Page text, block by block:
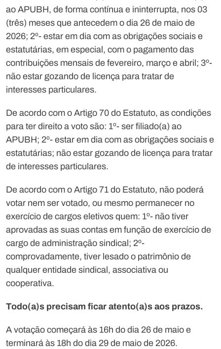
ao APUBH, de forma contínua e ininterrupta, nos 03
(três) meses que antecedem o dia 26 de maio de
2026; 2º- estar em dia com as obrigações sociais e
estatutárias, em especial, com o pagamento das
contribuições mensais de fevereiro, março e abril; 3º-
não estar gozando de licença para tratar de
interesses particulares.
De acordo com o Artigo 70 do Estatuto, as condições
para ter direito a voto são: 1º- ser filiado(a) ao
APUBH; 2º- estar em dia com as obrigações sociais e
estatutárias; não estar gozando de licença para tratar
de interesses particulares.
De acordo com o Artigo 71 do Estatuto, não poderá
votar nem ser votado, ou mesmo permanecer no
exercício de cargos eletivos quem: 1º- não tiver
aprovadas as suas contas em função de exercício de
cargo de administração sindical; 2º-
comprovadamente, tiver lesado o patrimônio de
qualquer entidade sindical, associativa ou
cooperativa.
Todo(a)s precisam ficar atento(a)s aos prazos.
A votação começará às 16h do dia 26 de maio e
terminará às 18h do dia 29 de maio de 2026.